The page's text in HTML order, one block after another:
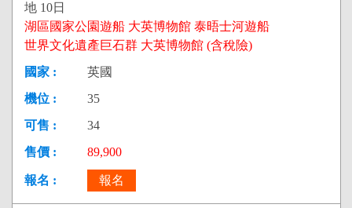
地 10日
湖區國家公園遊船 大英博物館 泰晤士河遊船
世界文化遺產巨石群 大英博物館 (含稅險)
英國
35
34
89,900
報名